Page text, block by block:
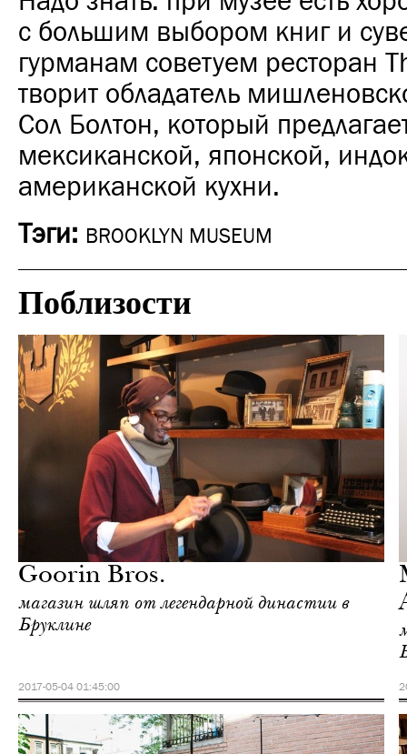
с большим выбором книг и
гурманам советуем ресторан
творит обладатель
Сол Болтон, который
мексиканской, японской,
американской кухни.
Тэги: BROOKLYN MUSEUM
Поблизости
Goorin Bros.
магазин шляп от легендарной династии в
Бруклине
2017-05-04 01:45:00
Йорк